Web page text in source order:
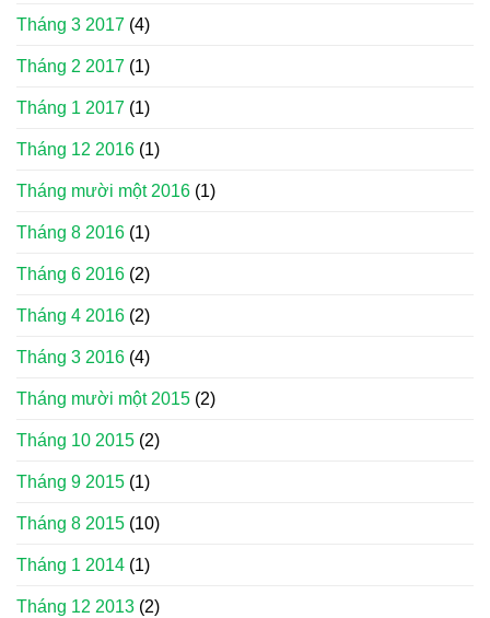
Tháng 3 2017 (4)
Tháng 2 2017 (1)
Tháng 1 2017 (1)
Tháng 12 2016 (1)
Tháng mười một 2016 (1)
Tháng 8 2016 (1)
Tháng 6 2016 (2)
Tháng 4 2016 (2)
Tháng 3 2016 (4)
Tháng mười một 2015 (2)
Tháng 10 2015 (2)
Tháng 9 2015 (1)
Tháng 8 2015 (10)
Tháng 1 2014 (1)
Tháng 12 2013 (2)